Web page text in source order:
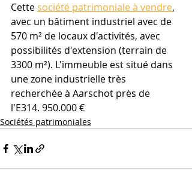
Cette société patrimoniale à vendre,
avec un bâtiment industriel avec de
570 m² de locaux d'activités, avec
possibilités d'extension (terrain de
3300 m²). L'immeuble est situé dans
une zone industrielle très
recherchée à Aarschot près de
l'E314. 950.000 €
Sociétés patrimoniales